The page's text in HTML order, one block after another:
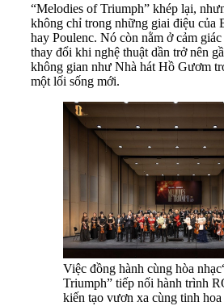
“Melodies of Triumph” khép lại,
không chỉ trong những giai điệu của
hay Poulenc. Nó còn nằm ở cảm
thay đổi khi nghệ thuật dần trở nên
không gian như Nhà hát Hồ Gươm
một lối sống mới.
Việc đồng hành cùng hòa
Triumph” tiếp nối hành trình
kiến tạo vươn xa cùng tinh hoa